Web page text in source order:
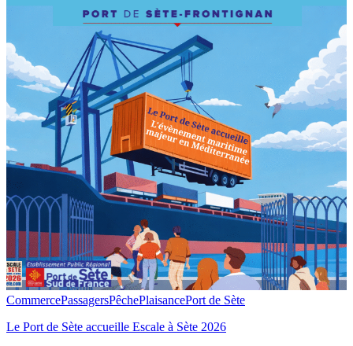
CommercePassagersPêchePlaisancePort de Sète
Le Port de Sète accueille Escale à Sète 2026